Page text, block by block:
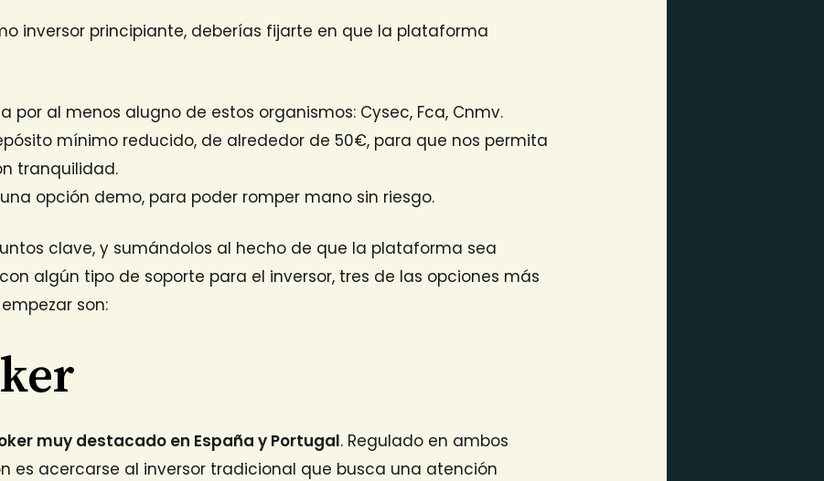
inversor principiante, deberías fijarte en que la plataforma
por al menos alugno de estos organismos: Cysec, Fca, Cnmv.
mínimo reducido, de alrededor de 50€, para que nos permita
tranquilidad.
opción demo, para poder romper mano sin riesgo.
clave, y sumándolos al hecho de que la plataforma sea
algún tipo de soporte para el inversor, tres de las opciones más
son:
muy destacado en España y Portugal. Regulado en ambos
es acercarse al inversor tradicional que busca una atención